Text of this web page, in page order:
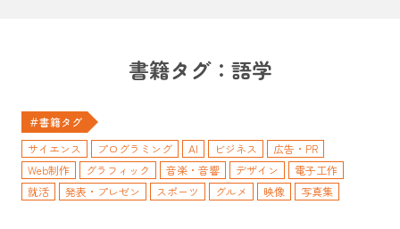
書籍タグ：語学
＃書籍タグ
サイエンス
プログラミング AI ビジネス
広告・PR
Web制作
グラフィック 音楽・音響 デザイン
電子工作
就活
発表・プレゼン スポーツ グルメ 映像
写真集
刊東洋経済」「一橋ビジネスレビュー」など、東洋経
ジネス・企業情報誌を検索・閲覧することができるサ